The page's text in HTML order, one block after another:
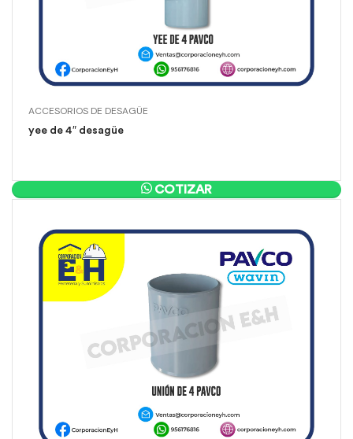
ACCESORIOS DE DESAGÜE
yee de 4″ desagüe
COTIZAR